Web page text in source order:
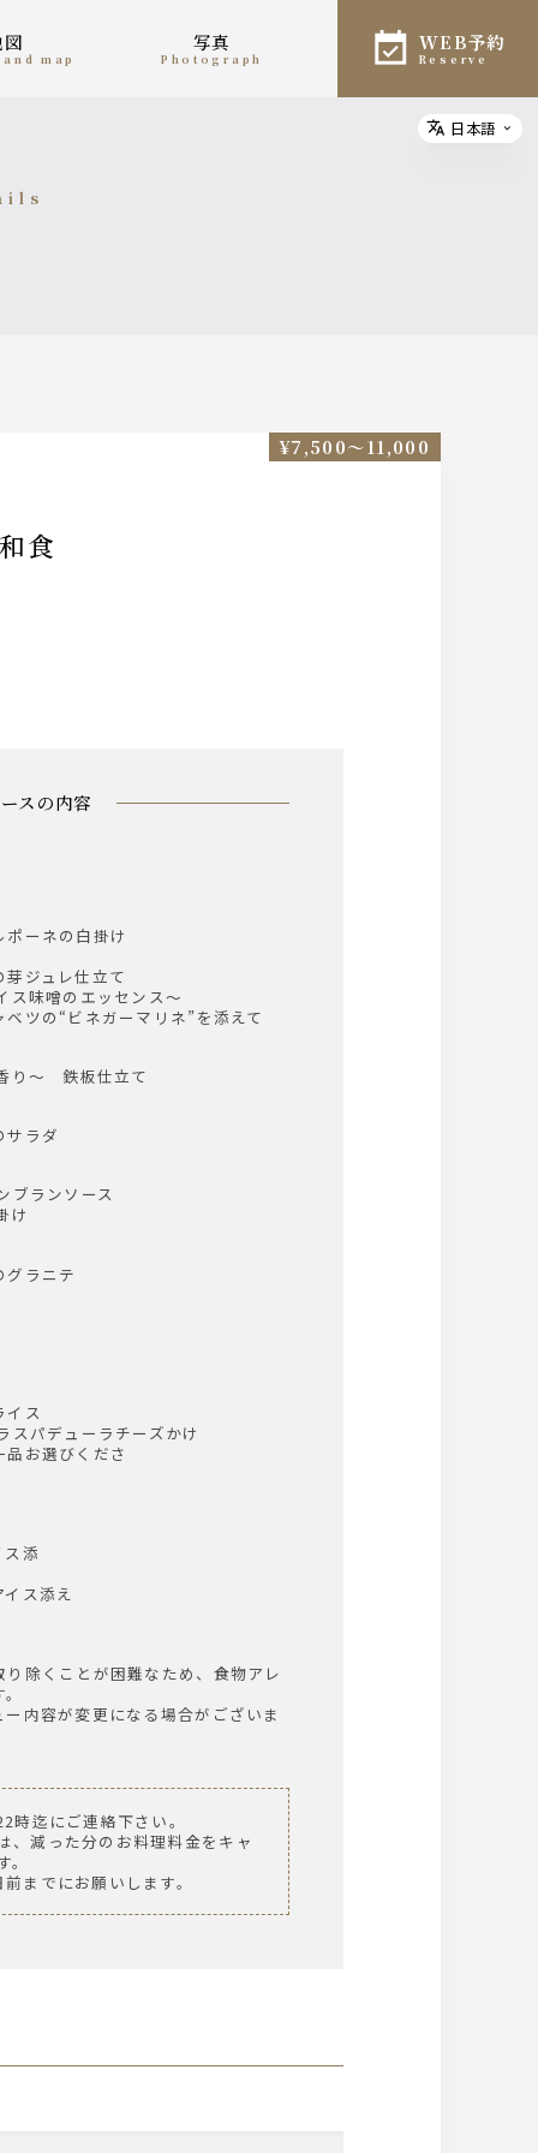
図
map
写真
photograph
WEB予約
reserve
食
¥7,500〜11,000
コースの内容
ーネの白掛け
ジュレ仕立て
ス味噌のエッセンス～
ツの“ビネガーマリネ”を添えて
り～ 鉄板仕立て
サラダ
ブランソース
け
グラニテ
イス
スパデューラチーズかけ
お選びくださ
添
ス添え
除くことが困難なため、食物アレ
内容が変更になる場合がございま
時迄にご連絡下さい。
、減った分のお料理料金をキャ
までにお願いします。
Select
日本語